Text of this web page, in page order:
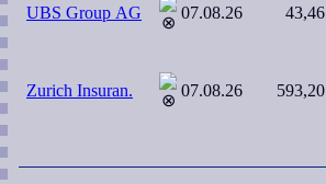
UBS Group AG 07.08.26 43,46
Zurich Insuran. 07.08.26 593,20